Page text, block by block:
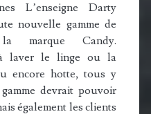
L’enseigne Darty
nouvelle gamme de
la marque Candy.
à laver le linge ou la
encore hotte, tous y
devrait pouvoir
également les clients